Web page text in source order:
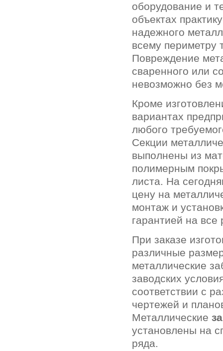
оборудование и
объектах
надежного
всему периметру
Повреждение
сваренного или
невозможно без
Кроме
вариантах
любого
Секции
выполнены из
полимерным
листа. На
цену на
монтаж и
гарантией на все
При заказе
различные
металлические
заводских
соответствии с
чертежей и
Металлические
установлены на
ряда.